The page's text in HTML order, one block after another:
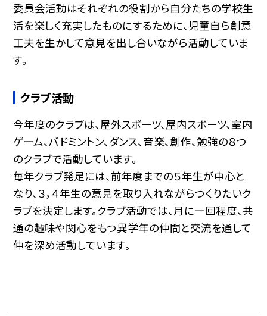
委員会活動はそれぞれの役割から自分たちの学校生
活を楽しく充実したものにするために、児童自ら創意
工夫を生かして意見を出し合いながら活動していま
す。
クラブ活動
今年度のクラブは、屋外スポーツ、屋内スポーツ、室内
ゲーム、バドミントン、ダンス、音楽、創作、勉強の８つ
のクラブで活動しています。
毎年クラブ発足には、前年度までの５年生が中心と
なり、３，４年生の意見を取り入れながらつくりたいク
ラブを決定します。クラブ活動では、月に一回程度、共
通の趣味や関心をもつ異学年の仲間と交流を通して
仲を深め活動しています。